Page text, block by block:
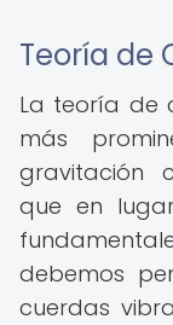
Teoría de
La teoría de
más
gravitación
que en
debemos
cuerdas